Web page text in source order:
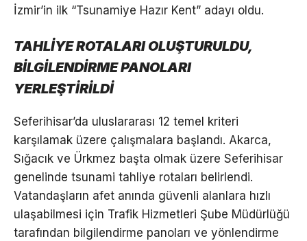
İzmir’in ilk “Tsunamiye Hazır Kent” adayı oldu.
TAHLİYE ROTALARI OLUŞTURULDU,
BİLGİLENDİRME PANOLARI
YERLEŞTİRİLDİ
Seferihisar’da uluslararası 12 temel kriteri
karşılamak üzere çalışmalara başlandı. Akarca,
Sığacık ve Ürkmez başta olmak üzere Seferihisar
genelinde tsunami tahliye rotaları belirlendi.
Vatandaşların afet anında güvenli alanlara hızlı
ulaşabilmesi için Trafik Hizmetleri Şube Müdürlüğü
tarafından bilgilendirme panoları ve yönlendirme